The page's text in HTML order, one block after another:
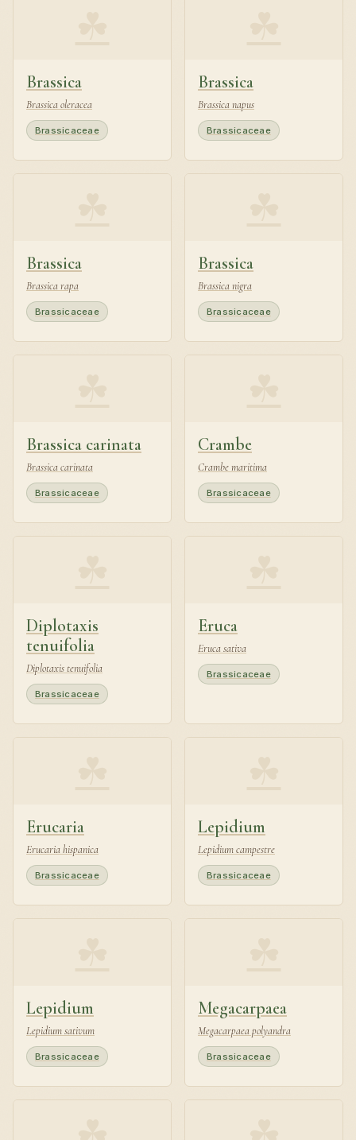
Brassica
Brassica oleracea
Brassicaceae
Brassica
Brassica napus
Brassicaceae
Brassica
Brassica rapa
Brassicaceae
Brassica
Brassica nigra
Brassicaceae
Brassica carinata
Brassica carinata
Brassicaceae
Crambe
Crambe maritima
Brassicaceae
Diplotaxis
tenuifolia
Diplotaxis tenuifolia
Brassicaceae
Eruca
Eruca sativa
Brassicaceae
Erucaria
Erucaria hispanica
Brassicaceae
Lepidium
Lepidium campestre
Brassicaceae
Lepidium
Lepidium sativum
Brassicaceae
Megacarpaea
Megacarpaea polyandra
Brassicaceae